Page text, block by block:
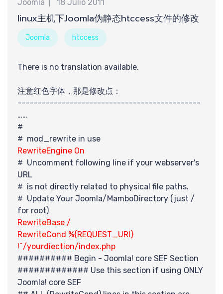
Joomla 18 Julio 2011
linux主机下Joomla伪静态htccess文件的修改
Joomla htccess
There is no translation available.
注意红色字体，那是修改点：
----------------------------------------------
……
#
# mod_rewrite in use
RewriteEngine On
# Uncomment following line if your webserver's
URL
# is not directly related to physical file paths.
# Update Your Joomla/MamboDirectory (just /
for root)
RewriteBase /
RewriteCond %{REQUEST_URI}
!^/yourdiection/index.php
########## Begin - Joomla! core SEF Section
############# Use this section if using ONLY
Joomla! core SEF